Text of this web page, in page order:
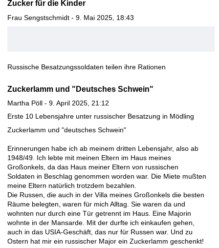
Zucker für die Kinder
Frau Sengstschmidt - 9. Mai 2025, 18:43
Russische Besatzungssoldaten teilen ihre Rationen
Zuckerlamm und "Deutsches Schwein"
Martha Pöll - 9. April 2025, 21:12
Erste 10 Lebensjahre unter russischer Besatzung in Mödling
Zuckerlamm und "deutsches Schwein"
Erinnerungen habe ich ab meinem dritten Lebensjahr, also ab
1948/49. Ich lebte mit meinen Eltern im Haus meines
Großonkels, da das Haus meiner Eltern von russischen
Soldaten in Beschlag genommen worden war. Die Miete mußten
meine Eltern natürlich trotzdem bezahlen.
Die Russen, die auch in der Villa meines Großonkels die besten
Räume belegten, waren für mich Alltag. Sie waren da und
wohnten nur durch eine Tür getrennt im Haus. Eine Majorin
wohnte in der Mansarde. Mit der durfte ich einkaufen gehen,
auch in das USIA-Geschäft, das nur für Russen war. Und zu
Ostern hat mir ein russischer Major ein Zuckerlamm geschenkt!